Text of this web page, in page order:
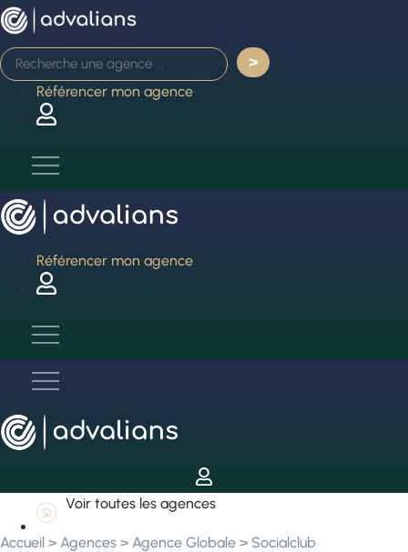
Aller
au
contenu
Référencer mon agence
Référencer mon agence
Voir toutes les agences
Accueil > Agences > Agence Globale > Socialclub